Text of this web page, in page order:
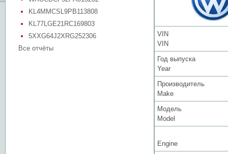
KL4MMCSL9PB113808
KL77LGE21RC169803
5XXG64J2XRG252306
Все отчёты
VIN
VIN
Год выпуска
Year
Производитель
Make
Модель
Model
Engine